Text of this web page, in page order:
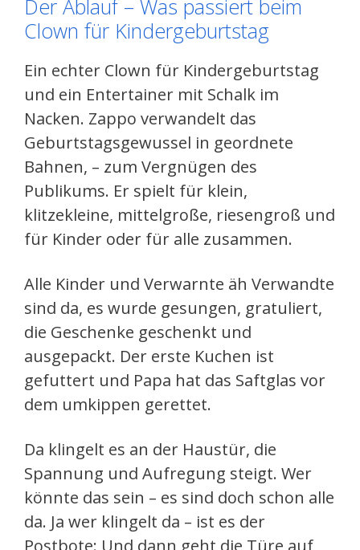
Der Ablauf – Was passiert beim
Clown für Kindergeburtstag
Ein echter Clown für Kindergeburtstag
und ein Entertainer mit Schalk im
Nacken. Zappo verwandelt das
Geburtstagsgewussel in geordnete
Bahnen, – zum Vergnügen des
Publikums. Er spielt für klein,
klitzekleine, mittelgroße, riesengroß und
für Kinder oder für alle zusammen.
Alle Kinder und Verwarnte äh Verwandte
sind da, es wurde gesungen, gratuliert,
die Geschenke geschenkt und
ausgepackt. Der erste Kuchen ist
gefuttert und Papa hat das Saftglas vor
dem umkippen gerettet.
Da klingelt es an der Haustür, die
Spannung und Aufregung steigt. Wer
könnte das sein – es sind doch schon alle
da. Ja wer klingelt da – ist es der
Postbote: Und dann geht die Türe auf